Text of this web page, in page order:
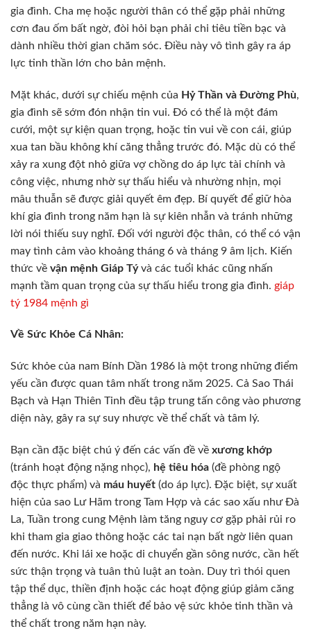
gia đình. Cha mẹ hoặc người thân có thể gặp phải những
cơn đau ốm bất ngờ, đòi hỏi bạn phải chi tiêu tiền bạc và
dành nhiều thời gian chăm sóc. Điều này vô tình gây ra áp
lực tinh thần lớn cho bản mệnh.
Mặt khác, dưới sự chiếu mệnh của Hỷ Thần và Đường Phù,
gia đình sẽ sớm đón nhận tin vui. Đó có thể là một đám
cưới, một sự kiện quan trọng, hoặc tin vui về con cái, giúp
xua tan bầu không khí căng thẳng trước đó. Mặc dù có thể
xảy ra xung đột nhỏ giữa vợ chồng do áp lực tài chính và
công việc, nhưng nhờ sự thấu hiểu và nhường nhịn, mọi
mâu thuẫn sẽ được giải quyết êm đẹp. Bí quyết để giữ hòa
khí gia đình trong năm hạn là sự kiên nhẫn và tránh những
lời nói thiếu suy nghĩ. Đối với người độc thân, có thể có vận
may tình cảm vào khoảng tháng 6 và tháng 9 âm lịch. Kiến
thức về vận mệnh Giáp Tývà các tuổi khác cũng nhấn
mạnh tầm quan trọng của sự thấu hiểu trong gia đình. giáp
tý 1984 mệnh gì
Về Sức Khỏe Cá Nhân:
Sức khỏe của nam Bính Dần 1986 là một trong những điểm
yếu cần được quan tâm nhất trong năm 2025. Cả Sao Thái
Bạch và Hạn Thiên Tinh đều tập trung tấn công vào phương
diện này, gây ra sự suy nhược về thể chất và tâm lý.
Bạn cần đặc biệt chú ý đến các vấn đề về xương khớp
(tránh hoạt động nặng nhọc), hệ tiêu hóa (đề phòng ngộ
độc thực phẩm) và máu huyết (do áp lực). Đặc biệt, sự xuất
hiện của sao Lư Hãm trong Tam Hợp và các sao xấu như Đà
La, Tuần trong cung Mệnh làm tăng nguy cơ gặp phải rủi ro
khi tham gia giao thông hoặc các tai nạn bất ngờ liên quan
đến nước. Khi lái xe hoặc di chuyển gần sông nước, cần hết
sức thận trọng và tuân thủ luật an toàn. Duy trì thói quen
tập thể dục, thiền định hoặc các hoạt động giúp giảm căng
thẳng là vô cùng cần thiết để bảo vệ sức khỏe tinh thần và
thể chất trong năm hạn này.